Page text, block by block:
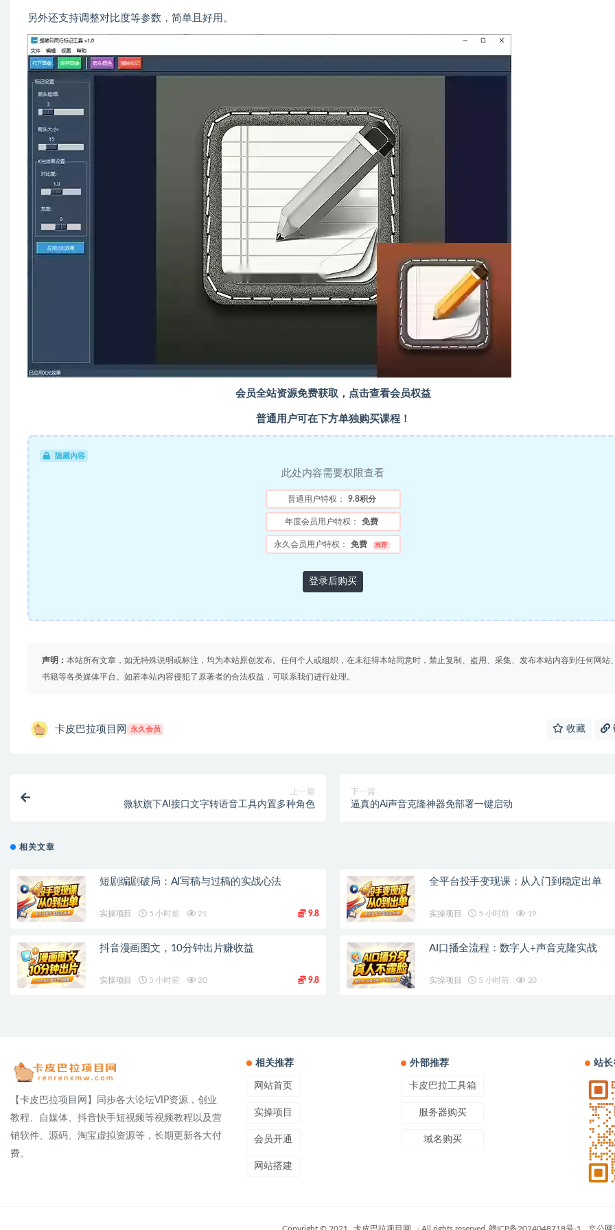
另外还支持调整对比度等参数，简单且好用。
会员全站资源免费获取，点击查看会员权益
普通用户可在下方单独购买课程！
隐藏内容
此处内容需要权限查看
普通用户特权： 9.8积分
年度会员用户特权： 免费
永久会员用户特权： 免费 推荐
登录后购买
声明： 本站所有文章，如无特殊说明或标注，均为本站原创发布。任何个人或组织，在未征得本站同意时，禁止复制、盗用、采集、发布本站内容到任何网站、
书籍等各类媒体平台。如若本站内容侵犯了原著者的合法权益，可联系我们进行处理。
卡皮巴拉项目网 永久会员 收藏
上一篇
微软旗下AI接口文字转语音工具内置多种角色
下一篇
逼真的Ai声音克隆神器免部署一键启动
相关文章
短剧编剧破局：AI写稿与过稿的实战心法
实操项目 5 小时前 21 9.8
全平台投手变现课：从入门到稳定出单
实操项目 5 小时前 19
抖音漫画图文，10分钟出片赚收益
实操项目 5 小时前 20 9.8
AI口播全流程：数字人+声音克隆实战
实操项目 5 小时前 20
【卡皮巴拉项目网】同步各大论坛VIP资源，创业
教程、自媒体、抖音快手短视频等视频教程以及营
销软件、源码、淘宝虚拟资源等，长期更新各大付
费。
相关推荐
网站首页
实操项目
会员开通
网站搭建
外部推荐
卡皮巴拉工具箱
服务器购买
域名购买
站
Copyright © 2021 卡皮巴拉项目网 - All rights reserved 赣ICP备2024048718号-1 京公网